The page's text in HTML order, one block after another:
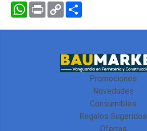
WhatsApp
Print Copy
Link
Promociones
Novedades
Consumibles
Regalos Sugeridos
Ofertas